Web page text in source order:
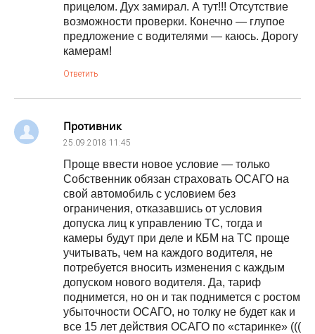
прицелом. Дух замирал. А тут!!! Отсутствие
возможности проверки. Конечно — глупое
предложение с водителями — каюсь. Дорогу
камерам!
Ответить
Противник
25.09.2018 11:45
Проще ввести новое условие — только
Собственник обязан страховать ОСАГО на
свой автомобиль с условием без
ограничения, отказавшись от условия
допуска лиц к управлению ТС, тогда и
камеры будут при деле и КБМ на ТС проще
учитывать, чем на каждого водителя, не
потребуется вносить изменения с каждым
допуском нового водителя. Да, тариф
поднимется, но он и так поднимется с ростом
убыточности ОСАГО, но толку не будет как и
все 15 лет действия ОСАГО по «старинке» (((